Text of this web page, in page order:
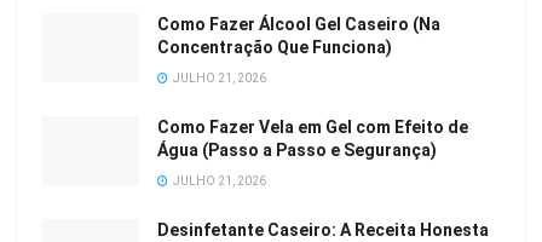
Como Fazer Álcool Gel Caseiro (Na
Concentração Que Funciona)
JULHO 21, 2026
Como Fazer Vela em Gel com Efeito de
Água (Passo a Passo e Segurança)
JULHO 21, 2026
Desinfetante Caseiro: A Receita Honesta